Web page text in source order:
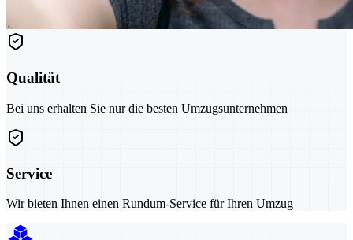
Qualität
Bei uns erhalten Sie nur die besten Umzugsunternehmen
Service
Wir bieten Ihnen einen Rundum-Service für Ihren Umzug